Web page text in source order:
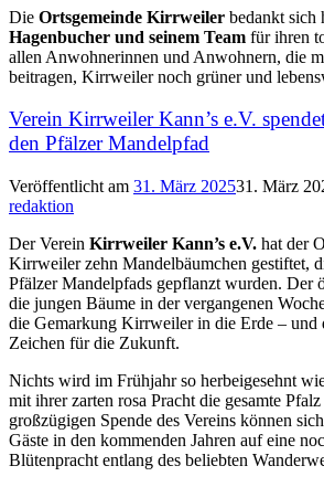
Die Ortsgemeinde Kirrweiler bedankt sich
Hagenbucher und seinem Team für ihren
allen Anwohnerinnen und Anwohnern, die
beitragen, Kirrweiler noch grüner und
Verein Kirrweiler Kann’s e.V.
den Pfälzer Mandelpfad
Veröffentlicht am 31. März 202531. März
redaktion
Der Verein Kirrweiler Kann’s e.V. hat der
Kirrweiler zehn Mandelbäumchen gestiftet,
Pfälzer Mandelpfads gepflanzt wurden. Der
die jungen Bäume in der vergangenen
die Gemarkung Kirrweiler in die Erde – und
Zeichen für die Zukunft.
Nichts wird im Frühjahr so herbeigesehnt
mit ihrer zarten rosa Pracht die gesamte
großzügigen Spende des Vereins können
Gäste in den kommenden Jahren auf eine
Blütenpracht entlang des beliebten